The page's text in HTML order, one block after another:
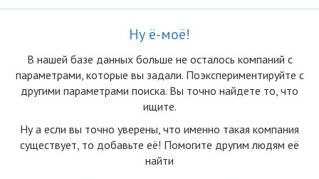
Ну ё-моё!
В нашей базе данных больше не осталоcь компаний с
параметрами, которые вы задали. Поэкспериментируйте с
другими параметрами поиска. Вы точно найдете то, что
ищите.
Ну а если вы точно уверены, что именно такая компания
существует, то добавьте её! Помогите другим людям её
найти